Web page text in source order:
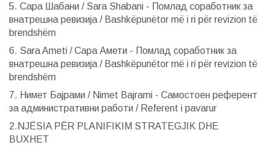
5. Сара Шабани / Sara Shabani - Помлад соработник за
внатрешна ревизија / Bashkëpunëtor më i ri për revizion të
brendshëm
6. Sara Ameti / Сара Амети - Помлад соработник за
внатрешна ревизија / Bashkëpunëtor më i ri për revizion të
brendshëm
7. Нимет Бајрами / Nimet Bajrami - Самостоен референт
за административни работи / Referent i pavarur
2.NJËSIA PËR PLANIFIKIM STRATEGJIK DHE
BUXHET